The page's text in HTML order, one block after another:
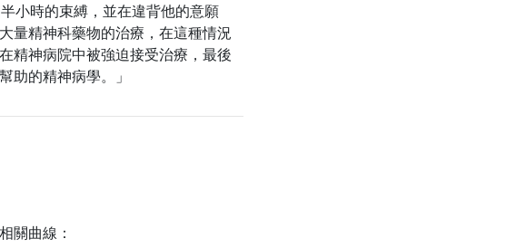
小時的束縛，並在違背他的意願
量精神科藥物的治療，在這種情況
精神病院中被強迫接受治療，最後
助的精神病學。」
關曲線：